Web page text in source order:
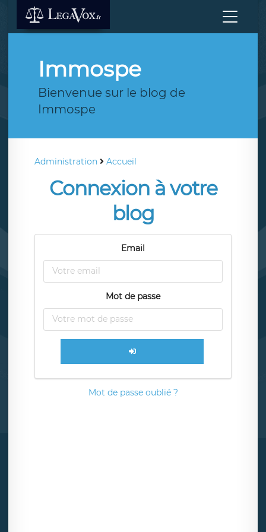
Immospe
Bienvenue sur le blog de
Immospe
Administration Accueil
Connexion à votre
blog
Email
Mot de passe
Mot de passe oublié ?